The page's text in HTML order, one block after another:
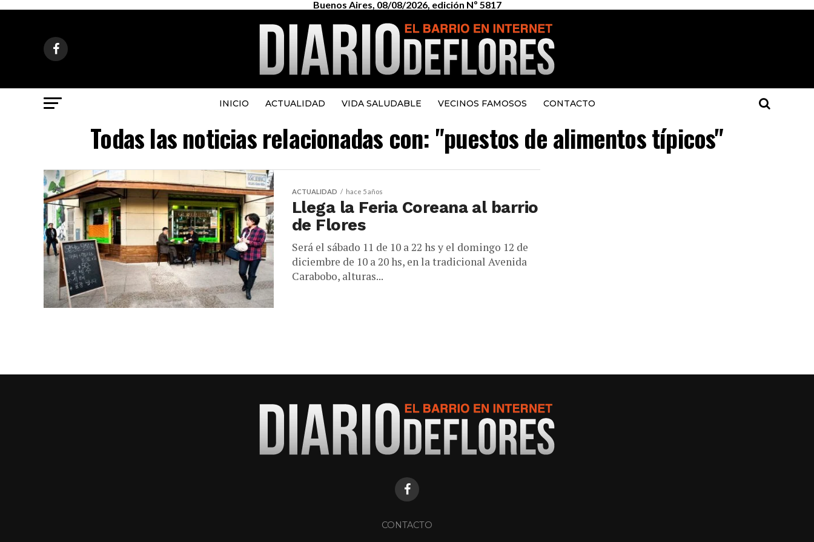
Buenos Aires, 08/08/2026, edición Nº 5817
INICIO ACTUALIDAD VIDA SALUDABLE VECINOS FAMOSOS CONTACTO
Todas las noticias relacionadas con: "puestos de alimentos típicos"
ACTUALIDAD hace 5 años
Llega la Feria Coreana al barrio
de Flores
Será el sábado 11 de 10 a 22 hs y el domingo 12 de
diciembre de 10 a 20 hs, en la tradicional Avenida
Carabobo, alturas...
CONTACTO